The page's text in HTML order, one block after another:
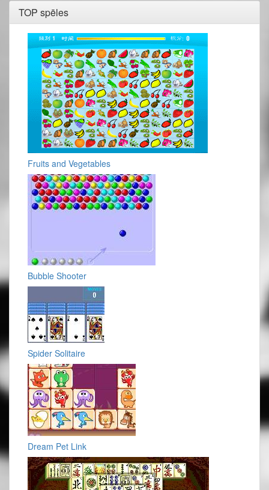
TOP spēles
Fruits and Vegetables
Bubble Shooter
Spider Solitaire
Dream Pet Link